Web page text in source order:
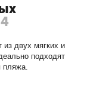
из двух мягких и
подходят
пляжа.